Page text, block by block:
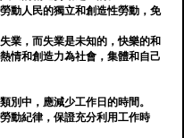
動人民的獨立和創造性勞動，免
業，而失業是未知的，快樂的和
情和創造力為社會，集體和自己
別中，應減少工作日的時間。
動紀律，保證充分利用工作時